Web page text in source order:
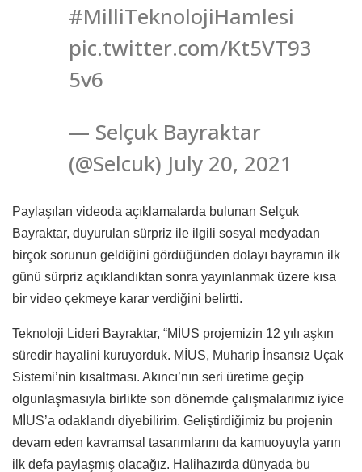
#MilliTeknolojiHamlesi
pic.twitter.com/Kt5VT93
5v6
— Selçuk Bayraktar
(@Selcuk) July 20, 2021
Paylaşılan videoda açıklamalarda bulunan Selçuk
Bayraktar, duyurulan sürpriz ile ilgili sosyal medyadan
birçok sorunun geldiğini gördüğünden dolayı bayramın ilk
günü sürpriz açıklandıktan sonra yayınlanmak üzere kısa
bir video çekmeye karar verdiğini belirtti.
Teknoloji Lideri Bayraktar, “MİUS projemizin 12 yılı aşkın
süredir hayalini kuruyorduk. MİUS, Muharip İnsansız Uçak
Sistemi’nin kısaltması. Akıncı’nın seri üretime geçip
olgunlaşmasıyla birlikte son dönemde çalışmalarımız iyice
MİUS’a odaklandı diyebilirim. Geliştirdiğimiz bu projenin
devam eden kavramsal tasarımlarını da kamuoyuyla yarın
ilk defa paylaşmış olacağız. Halihazırda dünyada bu